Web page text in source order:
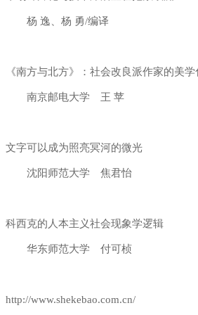
杨 逸、杨 勇/编译
《南方与北方》：社会改良派作家的美
南京邮电大学 王 苹
文字可以成为照亮冥河的微光
沈阳师范大学 焦君怡
科西克的人本主义社会现象学逻辑
华东师范大学 付可桢
http://www.shekebao.com.cn/